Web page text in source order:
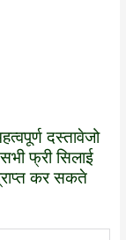
दस्तावेजो
फ्री सिलाई
कर सकते